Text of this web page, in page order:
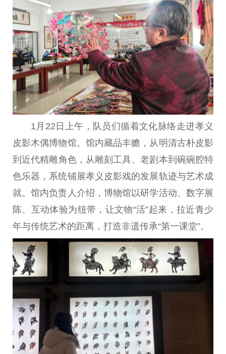
1月22日上午，队员们循着文化脉络走进孝义
皮影木偶博物馆。馆内藏品丰赡，从明清古朴皮影
到近代精雕角色，从雕刻工具、老剧本到碗碗腔特
色乐器，系统铺展孝义皮影戏的发展轨迹与艺术成
就。馆内负责人介绍，博物馆以研学活动、数字展
陈、互动体验为纽带，让文物“活”起来，拉近青少
年与传统艺术的距离，打造非遗传承“第一课堂”。